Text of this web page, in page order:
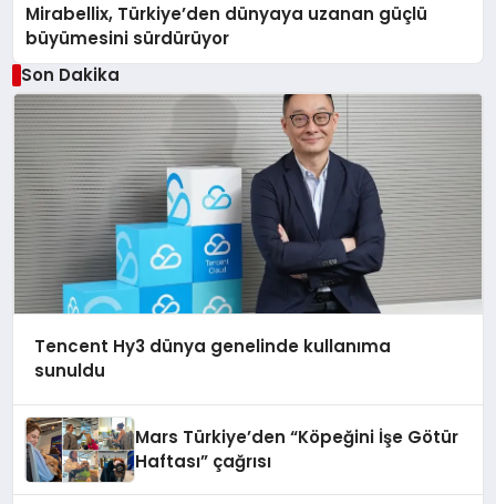
Mirabellix, Türkiye’den dünyaya uzanan güçlü
büyümesini sürdürüyor
Son Dakika
Tencent Hy3 dünya genelinde kullanıma
sunuldu
Mars Türkiye’den “Köpeğini İşe Götür
Haftası” çağrısı